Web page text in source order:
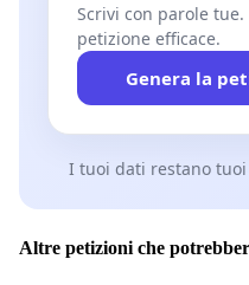
Scrivi con parole
petizione efficace.
Genera la
I tuoi dati restano tuoi
Altre petizioni che